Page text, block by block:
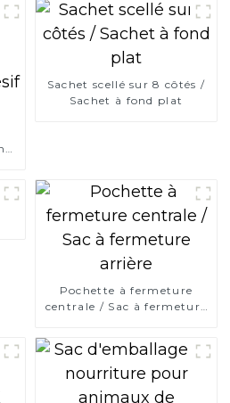
Sachet scellé sur 8 côtés /
Sachet à fond plat
Pochette à fermeture
centrale / Sac à fermeture